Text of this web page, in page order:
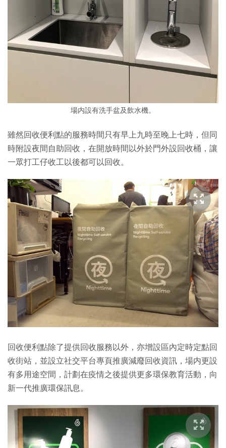
場内設有洗手盆及飲水機。
雖然回收便利點的服務時間只有早上九時至晚上七時，但同
時附設夜間自助回收，在開放時間以外於門外設回收桶，讓
一眾打工仔收工以後都可以回收。
回收便利點除了提供回收服務以外，亦增設區內定時定點回
收街站，並設立社交平台專頁推廣減廢回收資訊，場内更設
有多用途空間，計劃在疫情之後提供更多環保教育活動，向
新一代推廣環保訊息。